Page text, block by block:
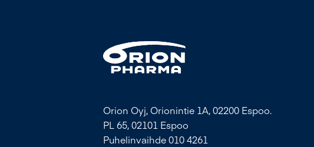
Orion Oyj, Orionintie 1A, 02200 Espoo.
PL 65, 02101 Espoo
Puhelinvaihde 010 4261